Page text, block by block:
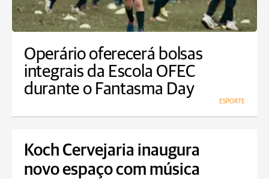
Operário oferecerá bolsas
integrais da Escola OFEC
durante o Fantasma Day
ESPORTE
Koch Cervejaria inaugura
novo espaço com música